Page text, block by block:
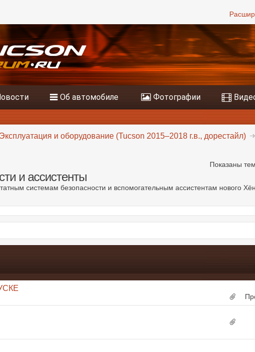
Об автомобиле Фотографии
Эксплуатация и оборудование (Tucson 2015–2018 г.в., дорестайл)
Показаны
и ассистенты
системам безопасности и вспомогательным ассистентам нового